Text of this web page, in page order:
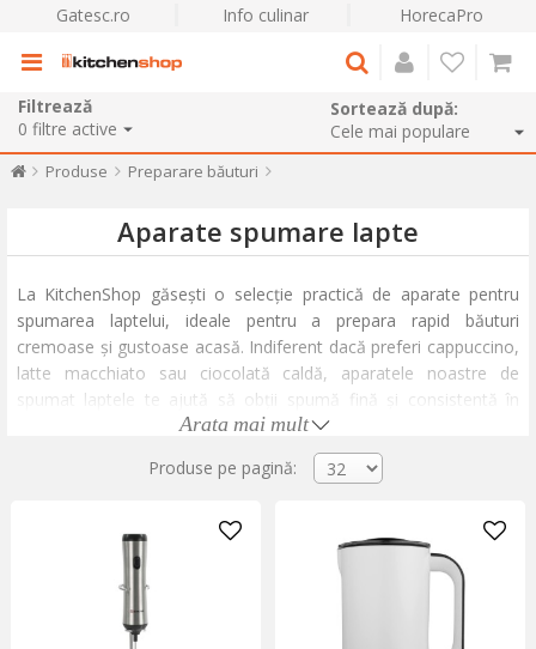
Gatesc.ro Info culinar HorecaPro
Filtrează
0 filtre active
Sortează după:
Produse Preparare băuturi
Aparate spumare lapte
La KitchenShop găsești o selecție practică de aparate pentru
spumarea laptelui, ideale pentru a prepara rapid băuturi
cremoase și gustoase acasă. Indiferent dacă preferi cappuccino,
latte macchiato sau ciocolată caldă, aparatele noastre de
spumat laptele te ajută să obții spumă fină și consistentă în
câteva secunde. Descoperă aparate electrice eficiente, mixere
manuale din inox și aparate clasice cu piston, ușor de utilizat și
Explorează categoria noastră dedicată
preparării băuturilor
pentru mai multe soluții utile în bucătărie și bucură-te de cafeaua
perfectă chiar la tine acasă!
Arata mai mult
Produse pe pagină: